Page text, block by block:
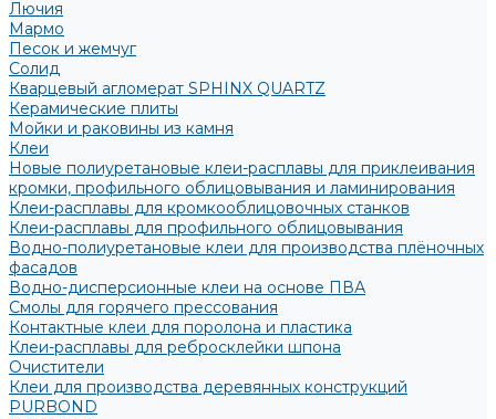
Лючия
Мармо
Песок и жемчуг
Солид
Кварцевый агломерат SPHINX QUARTZ
Керамические плиты
Мойки и раковины из камня
Клеи
Новые полиуретановые клеи-расплавы для приклеивания
кромки, профильного облицовывания и ламинирования
Клеи-расплавы для кромкооблицовочных станков
Клеи-расплавы для профильного облицовывания
Водно-полиуретановые клеи для производства плёночных
фасадов
Водно-дисперсионные клеи на основе ПВА
Смолы для горячего прессования
Контактные клеи для поролона и пластика
Клеи-расплавы для ребросклейки шпона
Очистители
Клеи для производства деревянных конструкций
PURBOND